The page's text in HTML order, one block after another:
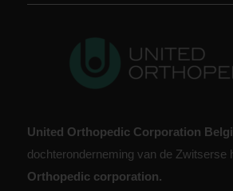
United Orthopedic Corporation
dochteronderneming van de Zwitserse
Orthopedic corporation.